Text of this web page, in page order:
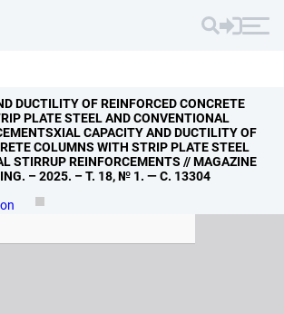
DUCTILITY OF REINFORCED CONCRETE
PLATE STEEL AND CONVENTIONAL
CAPACITY AND DUCTILITY OF
COLUMNS WITH STRIP PLATE STEEL
STIRRUP REINFORCEMENTS // MAGAZINE
– 2025. – Т. 18,№ 1. — С. 13304